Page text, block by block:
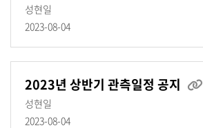
성현일
2023-08-04
2023년 상반기 관측일정 공지
성현일
2023-08-04